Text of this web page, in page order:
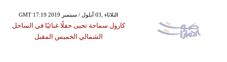
GMT 17:19 2019 الثلاثاء ,03 أيلول / سبتمبر
كارول سماحة تحيى حفلًا غنائيًا في الساحل
الشمالي الخميس المقبل